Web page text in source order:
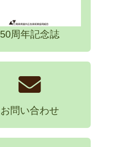
50周年記念誌
お問い合わせ